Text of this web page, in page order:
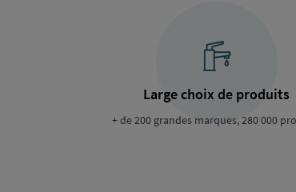
Large choix de produits
+ de 200 grandes marques, 280 000